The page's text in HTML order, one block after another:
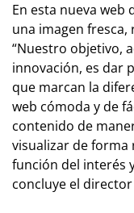
En esta nueva web
una imagen fresca,
“Nuestro objetivo,
innovación, es dar
que marcan la
web cómoda y de
contenido de
visualizar de forma
función del interés
concluye el